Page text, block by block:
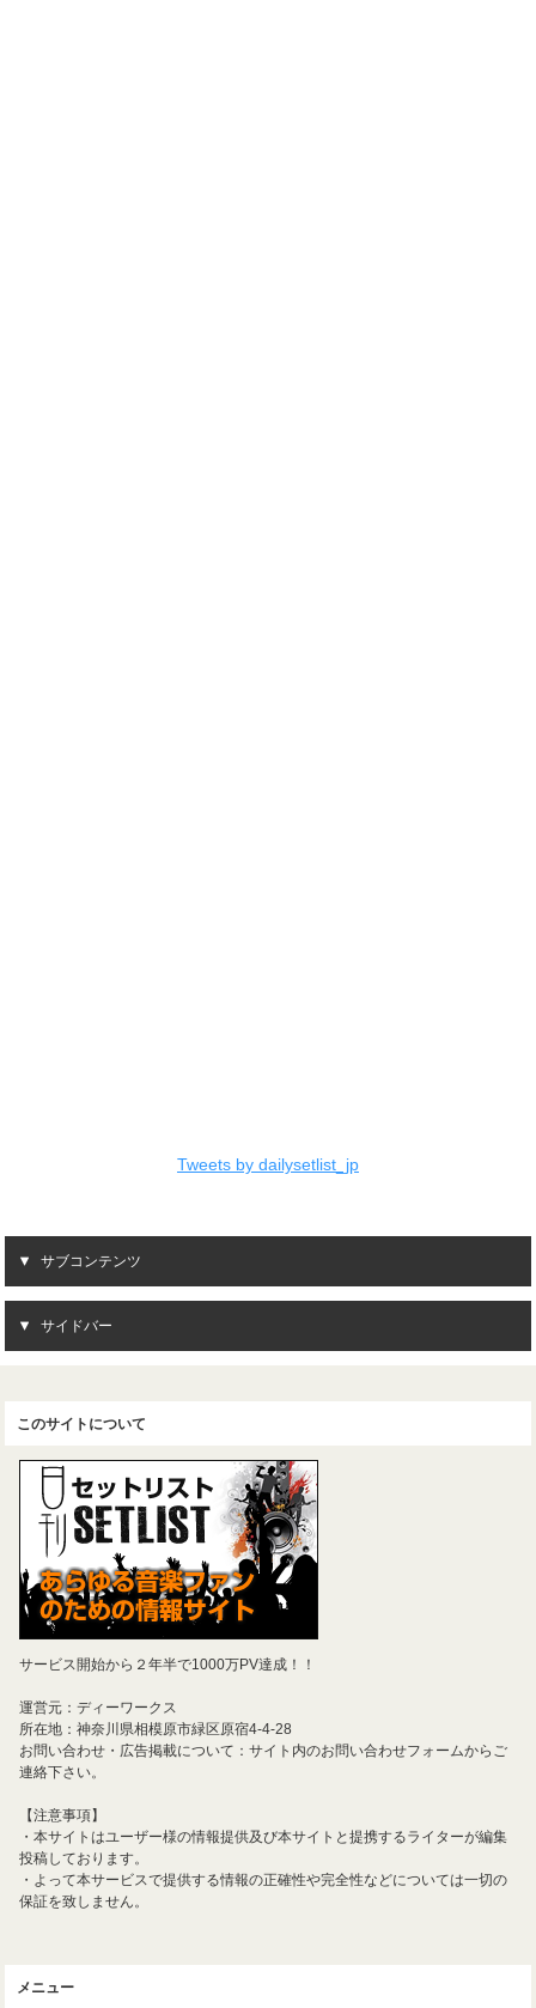
Tweets by dailysetlist_jp
サブコンテンツ
サイドバー
このサイトについて
サービス開始から２年半で1000万PV達成！！
運営元：ディーワークス
所在地：神奈川県相模原市緑区原宿4-4-28
お問い合わせ・広告掲載について：サイト内のお問い合わせフォームからご
連絡下さい。
【注意事項】
・本サイトはユーザー様の情報提供及び本サイトと提携するライターが編集
投稿しております。
・よって本サービスで提供する情報の正確性や完全性などについては一切の
保証を致しません。
メニュー